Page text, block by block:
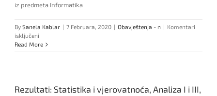
iz predmeta Informatika
By Sanela Kablar | 7 Februara, 2020 | Obavještenja - n | Komentari
isključeni
Rezultati
–
Read More
Rezultati: Statistika i vjerovatnoća, Analiza I i III,